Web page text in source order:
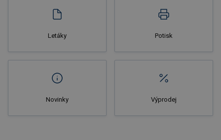
Letáky Potisk
Novinky Výprodej